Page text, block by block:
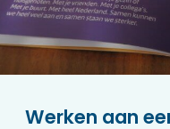
Werken aan